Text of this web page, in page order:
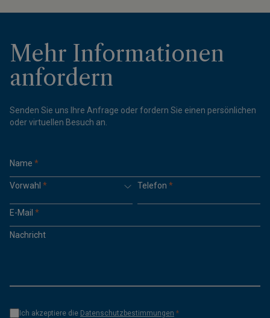
Mehr Informationen
anfordern
Senden Sie uns Ihre Anfrage oder fordern Sie einen persönlichen
oder virtuellen Besuch an.
Name *
Vorwahl * Telefon *
E-Mail *
Nachricht
Ich akzeptiere die Datenschutzbestimmungen *